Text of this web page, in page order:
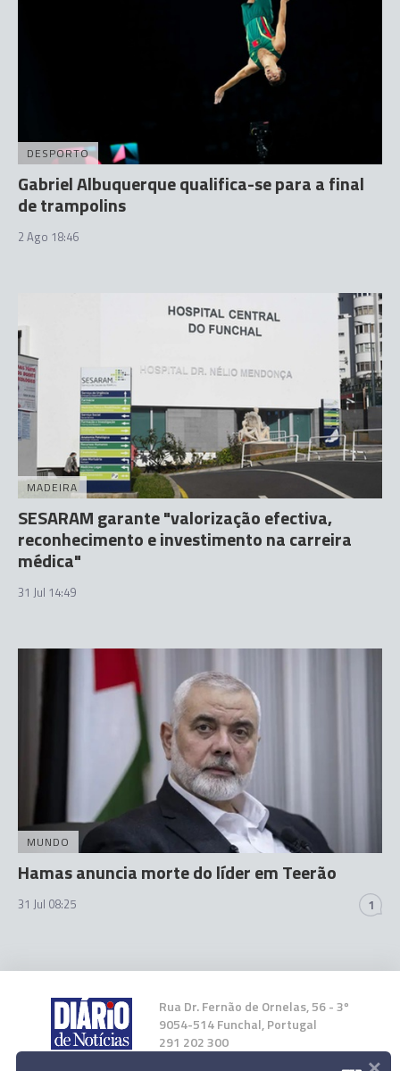
DESPORTO
Gabriel Albuquerque qualifica-se para a final
de trampolins
2 Ago 18:46
MADEIRA
SESARAM garante "valorização efectiva,
reconhecimento e investimento na carreira
médica"
31 Jul 14:49
MUNDO
Hamas anuncia morte do líder em Teerão
31 Jul 08:25 1
Rua Dr. Fernão de Ornelas, 56 - 3º
9054-514 Funchal, Portugal
291 202 300